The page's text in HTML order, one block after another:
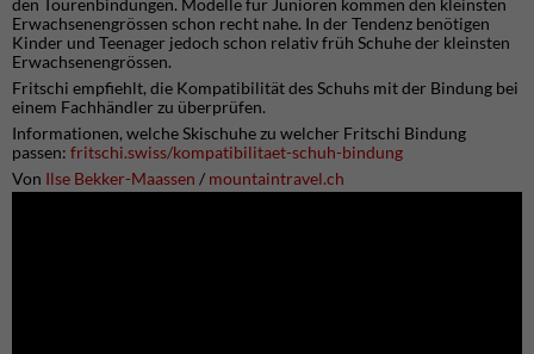
den Tourenbindungen. Modelle für Junioren kommen den kleinsten
Erwachsenengrössen schon recht nahe. In der Tendenz benötigen
Kinder und Teenager jedoch schon relativ früh Schuhe der kleinsten
Erwachsenengrössen.
Fritschi empfiehlt, die Kompatibilität des Schuhs mit der Bindung bei
einem Fachhändler zu überprüfen.
Informationen, welche Skischuhe zu welcher Fritschi Bindung
passen: fritschi.swiss/kompatibilitaet-schuh-bindung
Von Ilse Bekker-Maassen / mountaintravel.ch